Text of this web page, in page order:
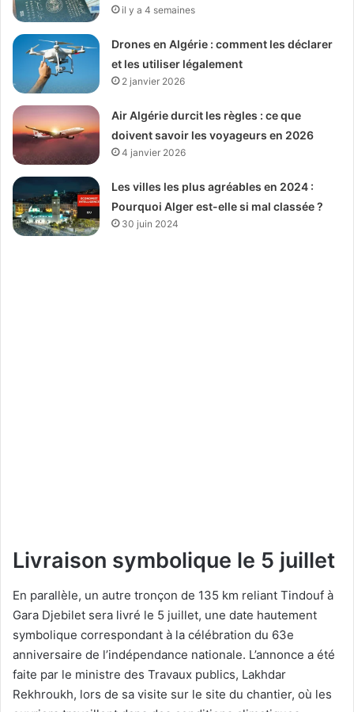
il y a 4 semaines
Drones en Algérie : comment les déclarer
et les utiliser légalement
2 janvier 2026
Air Algérie durcit les règles : ce que
doivent savoir les voyageurs en 2026
4 janvier 2026
Les villes les plus agréables en 2024 :
Pourquoi Alger est-elle si mal classée ?
30 juin 2024
Livraison symbolique le 5 juillet
En parallèle, un autre tronçon de 135 km reliant Tindouf à
Gara Djebilet sera livré le 5 juillet, une date hautement
symbolique correspondant à la célébration du 63e
anniversaire de l’indépendance nationale. L’annonce a été
faite par le ministre des Travaux publics, Lakhdar
Rekhroukh, lors de sa visite sur le site du chantier, où les